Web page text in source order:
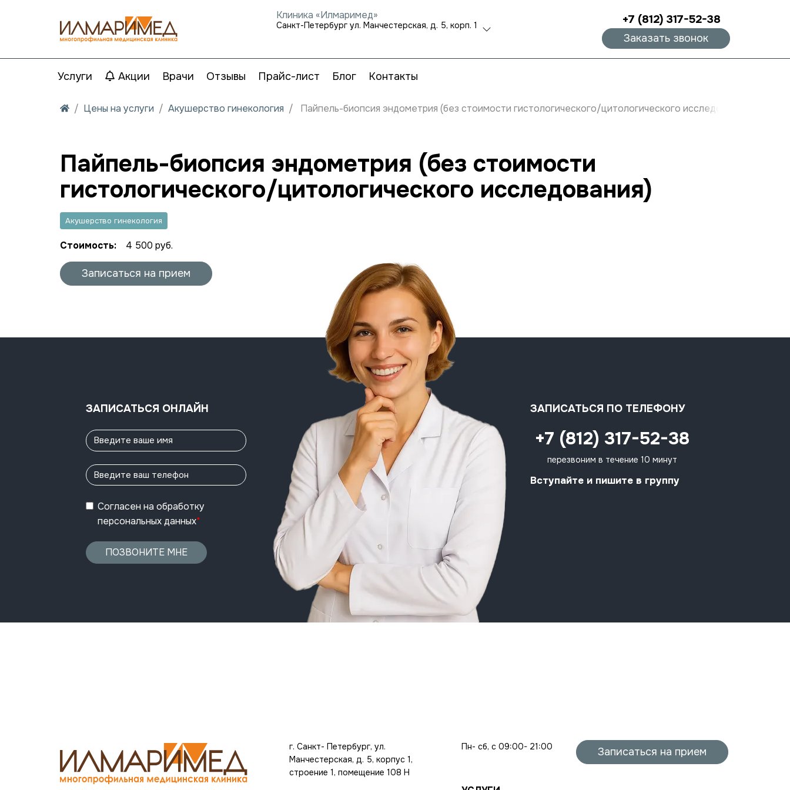
Клиника «Илмаримед»
Санкт-Петербург ул. Манчестерская, д. 5, корп. 1 +7 (812) 317-52-38
Заказать звонок
Услуги Акции Врачи Отзывы Прайс-лист Блог Контакты
Цены на услуги Акушерство гинекология Пайпель-биопсия эндометрия (без стоимости гистологического/цитологического исследования)
Пайпель-биопсия эндометрия (без стоимости
гистологического/цитологического исследования)
Акушерство гинекология
Стоимость: 4 500 руб.
Записаться на прием
ЗАПИСАТЬСЯ ОНЛАЙН
Согласен на обработку
персональных данных*
ПОЗВОНИТЕ МНЕ
ЗАПИСАТЬСЯ ПО ТЕЛЕФОНУ
+7 (812) 317-52-38
перезвоним в течение 10 минут
Вступайте и пишите в группу
г. Санкт- Петербург, ул.
Манчестерская, д. 5, корпус 1,
строение 1, помещение 108 Н
Пн- сб, с 09:00- 21:00 Записаться на прием